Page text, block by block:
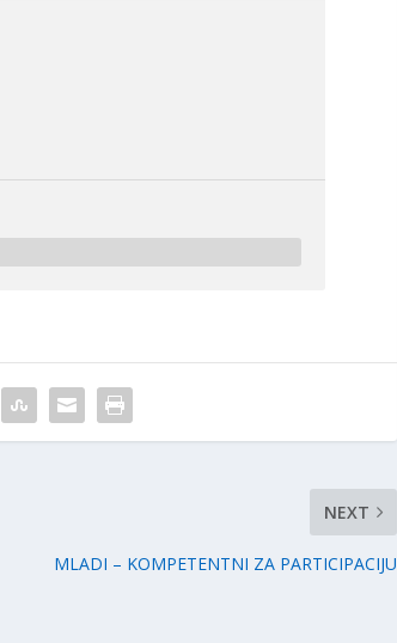
NEXT
MLADI – KOMPETENTNI ZA PARTICIPACIJU